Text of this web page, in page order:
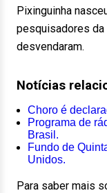
Pixinguinha
pesquisadores
desvendaram.
Notícias
Choro é
Programa de
Brasil.
Fundo de
Unidos.
Para saber mais